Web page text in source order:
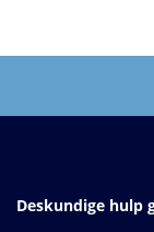
Deskundige hulp